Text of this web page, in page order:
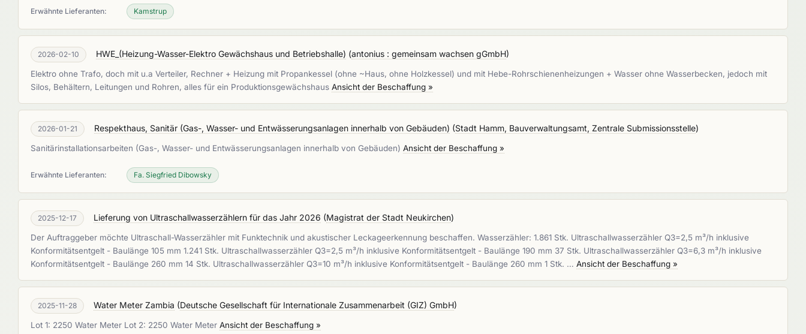
Erwähnte Lieferanten: Kamstrup
2026-02-10 HWE_(Heizung-Wasser-Elektro Gewächshaus und Betriebshalle) (antonius : gemeinsam wachsen gGmbH)
Elektro ohne Trafo, doch mit u.a Verteiler, Rechner + Heizung mit Propankessel (ohne ~Haus, ohne Holzkessel) und mit Hebe-Rohrschienenheizungen + Wasser ohne Wasserbecken, jedoch mit
Silos, Behältern, Leitungen und Rohren, alles für ein Produktionsgewächshaus Ansicht der Beschaffung »
2026-01-21 Respekthaus, Sanitär (Gas-, Wasser- und Entwässerungsanlagen innerhalb von Gebäuden) (Stadt Hamm, Bauverwaltungsamt, Zentrale Submissionsstelle)
Sanitärinstallationsarbeiten (Gas-, Wasser- und Entwässerungsanlagen innerhalb von Gebäuden) Ansicht der Beschaffung »
Erwähnte Lieferanten: Fa. Siegfried Dibowsky
2025-12-17 Lieferung von Ultraschallwasserzählern für das Jahr 2026 (Magistrat der Stadt Neukirchen)
Der Auftraggeber möchte Ultraschall-Wasserzähler mit Funktechnik und akustischer Leckageerkennung beschaffen. Wasserzähler: 1.861 Stk. Ultraschallwasserzähler Q3=2,5 m³/h inklusive
Konformitätsentgelt - Baulänge 105 mm 1.241 Stk. Ultraschallwasserzähler Q3=2,5 m³/h inklusive Konformitätsentgelt - Baulänge 190 mm 37 Stk. Ultraschallwasserzähler Q3=6,3 m³/h inklusive
Konformitätsentgelt - Baulänge 260 mm 14 Stk. Ultraschallwasserzähler Q3=10 m³/h inklusive Konformitätsentgelt - Baulänge 260 mm 1 Stk. … Ansicht der Beschaffung »
2025-11-28 Water Meter Zambia (Deutsche Gesellschaft für Internationale Zusammenarbeit (GIZ) GmbH)
Lot 1: 2250 Water Meter Lot 2: 2250 Water Meter Ansicht der Beschaffung »